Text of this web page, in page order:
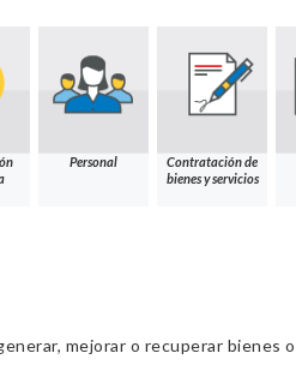
Personal
Contratación de
bienes y servicios
mejorar o recuperar bienes